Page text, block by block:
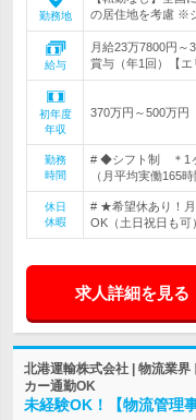
勤務地
の居住地を考慮 ※
給与
月給23万7800円
賞与（年1回）【
初年度
年収
370万円～500万円
勤務
時間
# ◆シフト制 ＊1
（月平均実働165
休日
休暇
# ★希望休あり！
OK（土日祝日も可
求人詳細を見る
北港運輸株式会社 | 物流業
カー通勤OK
未経験OK！【物流管理